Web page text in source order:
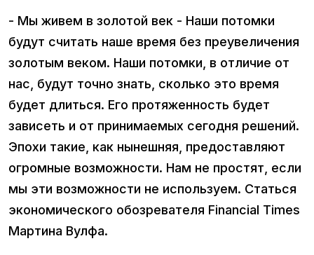
- Мы живем в золотой век - Наши потомки
будут считать наше время без преувеличения
золотым веком. Наши потомки, в отличие от
нас, будут точно знать, сколько это время
будет длиться. Его протяженность будет
зависеть и от принимаемых сегодня решений.
Эпохи такие, как нынешняя, предоставляют
огромные возможности. Нам не простят, если
мы эти возможности не используем. Статься
экономического обозревателя Financial Times
Мартина Вулфа.